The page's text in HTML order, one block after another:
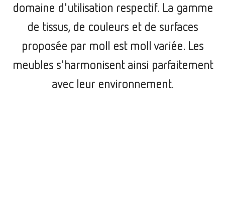
domaine d'utilisation respectif. La gamme
de tissus, de couleurs et de surfaces
proposée par moll est moll variée. Les
meubles s'harmonisent ainsi parfaitement
avec leur environnement.